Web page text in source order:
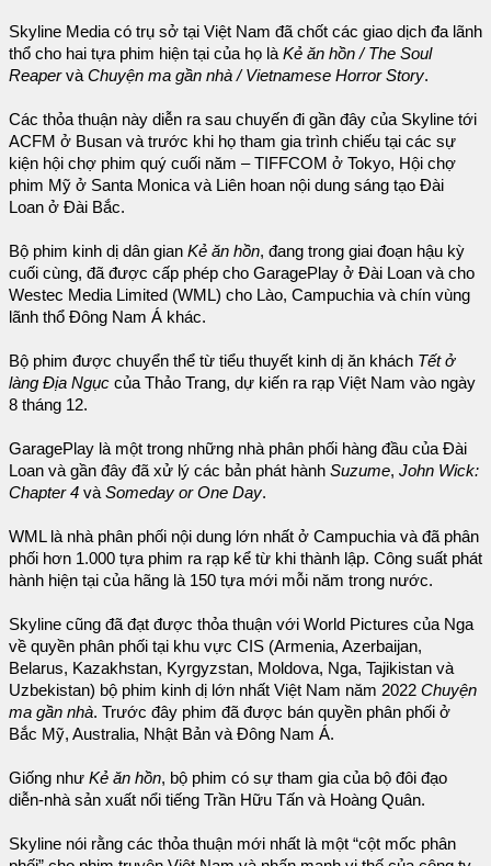
Skyline Media có trụ sở tại Việt Nam đã chốt các giao dịch đa lãnh
thổ cho hai tựa phim hiện tại của họ là Kẻ ăn hồn / The Soul
Reapervà Chuyện ma gần nhà / Vietnamese Horror Story.
Các thỏa thuận này diễn ra sau chuyến đi gần đây của Skyline tới
ACFM ở Busan và trước khi họ tham gia trình chiếu tại các sự
kiện hội chợ phim quý cuối năm – TIFFCOM ở Tokyo, Hội chợ
phim Mỹ ở Santa Monica và Liên hoan nội dung sáng tạo Đài
Loan ở Đài Bắc.
Bộ phim kinh dị dân gian Kẻ ăn hồn, đang trong giai đoạn hậu kỳ
cuối cùng, đã được cấp phép cho GaragePlay ở Đài Loan và cho
Westec Media Limited (WML) cho Lào, Campuchia và chín vùng
lãnh thổ Đông Nam Á khác.
Bộ phim được chuyển thể từ tiểu thuyết kinh dị ăn khách Tết ở
làng Địa Ngục của Thảo Trang, dự kiến ra rạp Việt Nam vào ngày
8 tháng 12.
GaragePlay là một trong những nhà phân phối hàng đầu của Đài
Loan và gần đây đã xử lý các bản phát hành Suzume, John Wick:
Chapter 4 và Someday or One Day.
WML là nhà phân phối nội dung lớn nhất ở Campuchia và đã phân
phối hơn 1.000 tựa phim ra rạp kể từ khi thành lập. Công suất phát
hành hiện tại của hãng là 150 tựa mới mỗi năm trong nước.
Skyline cũng đã đạt được thỏa thuận với World Pictures của Nga
về quyền phân phối tại khu vực CIS (Armenia, Azerbaijan,
Belarus, Kazakhstan, Kyrgyzstan, Moldova, Nga, Tajikistan và
Uzbekistan) bộ phim kinh dị lớn nhất Việt Nam năm 2022 Chuyện
ma gần nhà. Trước đây phim đã được bán quyền phân phối ở
Bắc Mỹ, Australia, Nhật Bản và Đông Nam Á.
Giống như Kẻ ăn hồn, bộ phim có sự tham gia của bộ đôi đạo
diễn-nhà sản xuất nổi tiếng Trần Hữu Tấn và Hoàng Quân.
Skyline nói rằng các thỏa thuận mới nhất là một “cột mốc phân